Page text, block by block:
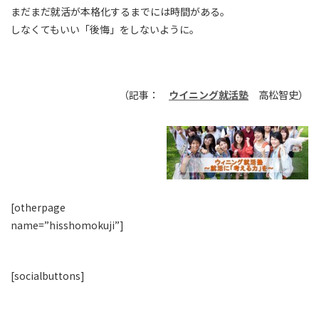
まだまだ就活が本格化するまでには時間がある。
しなくてもいい「後悔」をしないように。
（記事： ウイニング就活塾 高松智史）
[otherpage
name=”hisshomokuji”]
[socialbuttons]